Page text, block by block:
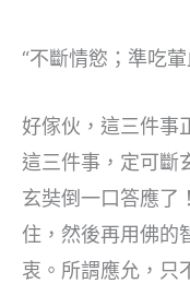
“不斷情慾；準吃
好傢伙，這三件事
這三件事，定可斷
玄奘倒一口答應了
住，然後再用佛的
衷。所謂應允，只